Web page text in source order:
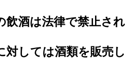
飲酒は法律で禁止され
対しては酒類を販売し